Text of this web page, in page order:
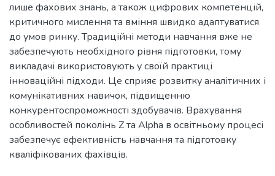
лише фахових знань, а також цифрових компетенцій,
критичного мислення та вміння швидко адаптуватися
до умов ринку. Традиційні методи навчання вже не
забезпечують необхідного рівня підготовки, тому
викладачі використовують у своїй практиці
інноваційні підходи. Це сприяє розвитку аналітичних і
комунікативних навичок, підвищенню
конкурентоспроможності здобувачів. Врахування
особливостей поколінь Z та Alpha в освітньому процесі
забезпечує ефективність навчання та підготовку